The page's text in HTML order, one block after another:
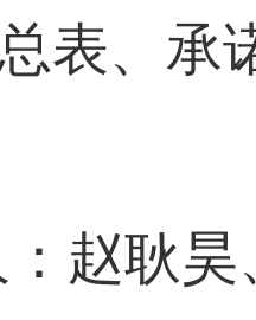
表、承
赵耿昊